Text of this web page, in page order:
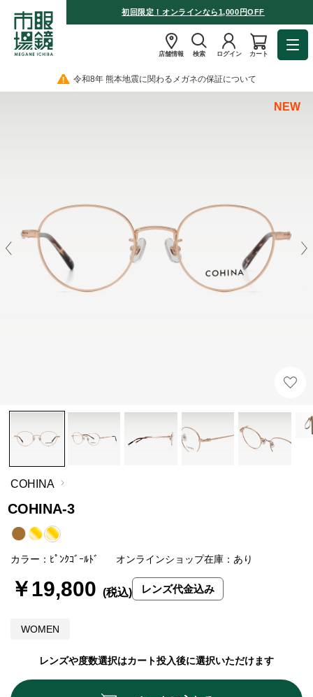
初回限定！オンラインなら1,000円OFF
店舗情報 検索 ログイン カート
令和8年 熊本地震に関わるメガネの保証について
NEW
COHINA
COHINA-3
WOMEN
カラー：ﾋﾟﾝｸｺﾞｰﾙﾄﾞ オンラインショップ在庫：あり
レンズや度数選択はカート投入後に選択いただけます
￥19,800 レンズ代金込み